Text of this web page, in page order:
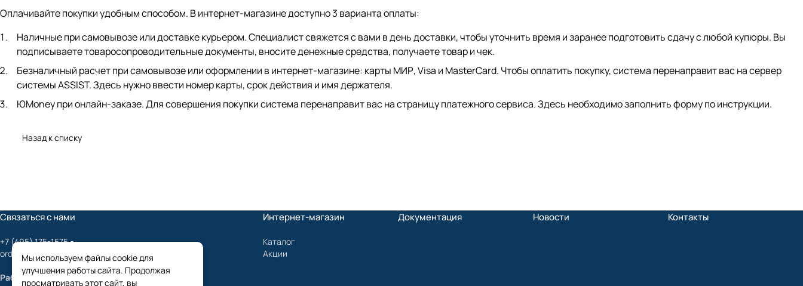
Оплачивайте покупки удобным способом. В интернет-магазине доступно 3 варианта оплаты:
Наличные при самовывозе или доставке курьером. Специалист свяжется с вами в день доставки, чтобы уточнить время и заранее подготовить сдачу с любой купюры. Вы
подписываете товаросопроводительные документы, вносите денежные средства, получаете товар и чек.
Безналичный расчет при самовывозе или оформлении в интернет-магазине: карты МИР, Visa и MasterCard. Чтобы оплатить покупку, система перенаправит вас на сервер
системы ASSIST. Здесь нужно ввести номер карты, срок действия и имя держателя.
ЮMoney при онлайн-заказе. Для совершения покупки система перенаправит вас на страницу платежного сервиса. Здесь необходимо заполнить форму по инструкции.
Назад к списку
Связаться с нами
+7 (495) 175-1575
order@mygrundfos.ru
Работаем только с юридическими лицами
Интернет-магазин
Каталог
Акции
Документация Новости Контакты
Мы используем файлы cookie для
улучшения работы сайта. Продолжая
просматривать этот сайт, вы